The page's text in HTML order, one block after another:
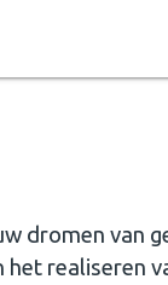
dromen van
realiseren